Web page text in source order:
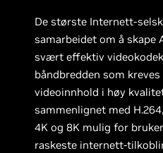
De største Internett-
samarbeidet om å skape
svært effektiv
båndbredden som
videoinnhold i høy
sammenlignet med
4K og 8K mulig for
raskeste internett-